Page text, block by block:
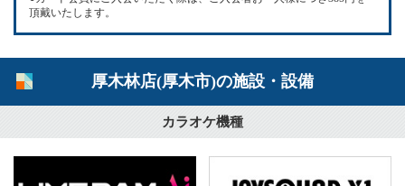
頂戴いたします。
厚木林店(厚木市)の施設・設備
カラオケ機種